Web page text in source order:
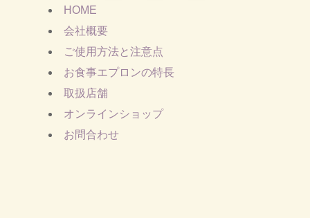
HOME
会社概要
ご使用方法と注意点
お食事エプロンの特長
取扱店舗
オンラインショップ
お問合わせ